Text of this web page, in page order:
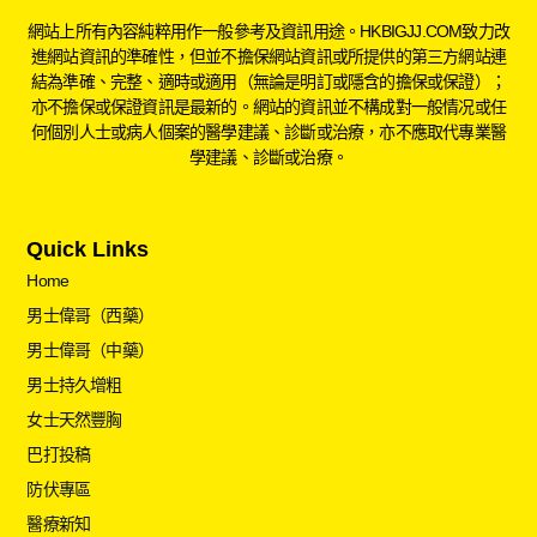
網站上所有內容純粹用作一般參考及資訊用途。HKBIGJJ.COM致力改
進網站資訊的準確性，但並不擔保網站資訊或所提供的第三方網站連
結為準確、完整、適時或適用（無論是明訂或隱含的擔保或保證）；
亦不擔保或保證資訊是最新的。網站的資訊並不構成對一般情况或任
何個別人士或病人個案的醫學建議、診斷或治療，亦不應取代專業醫
學建議、診斷或治療。
Quick Links
Home
男士偉哥（西藥）
男士偉哥（中藥）
男士持久增粗
女士天然豐胸
巴打投稿
防伏專區
醫療新知